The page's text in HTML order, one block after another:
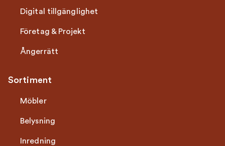
Digital tillgänglighet
Företag & Projekt
Ångerrätt
Sortiment
Möbler
Belysning
Inredning